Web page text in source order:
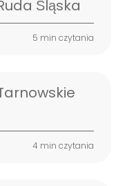
Śląska
5 min czytania
4 min czytania